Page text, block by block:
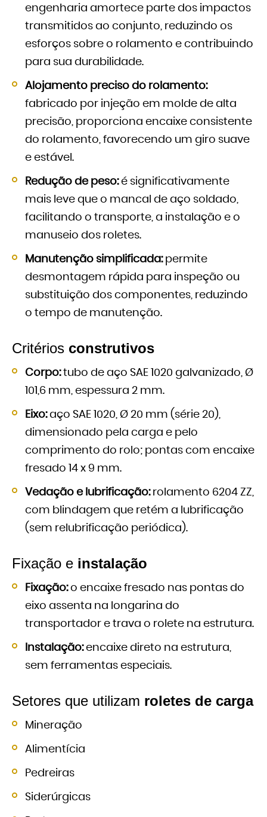
engenharia amortece parte dos impactos
transmitidos ao conjunto, reduzindo os
esforços sobre o rolamento e contribuindo
para sua durabilidade.
Alojamento preciso do rolamento:
fabricado por injeção em molde de alta
precisão, proporciona encaixe consistente
do rolamento, favorecendo um giro suave
e estável.
Redução de peso:é significativamente
mais leve que o mancal de aço soldado,
facilitando o transporte, a instalação e o
manuseio dos roletes.
Manutenção simplificada:permite
desmontagem rápida para inspeção ou
substituição dos componentes, reduzindo
o tempo de manutenção.
Critérios construtivos
Corpo:tubo de aço SAE 1020 galvanizado, Ø
101,6 mm, espessura 2 mm.
Eixo:aço SAE 1020, Ø 20 mm (série 20),
dimensionado pela carga e pelo
comprimento do rolo; pontas com encaixe
fresado 14 x 9 mm.
Vedação e lubrificação:rolamento 6204 ZZ,
com blindagem que retém a lubrificação
(sem relubrificação periódica).
Fixação e instalação
Fixação:o encaixe fresado nas pontas do
eixo assenta na longarina do
transportador e trava o rolete na estrutura.
Instalação:encaixe direto na estrutura,
sem ferramentas especiais.
Setores que utilizam roletes de carga
Mineração
Alimentícia
Pedreiras
Siderúrgicas